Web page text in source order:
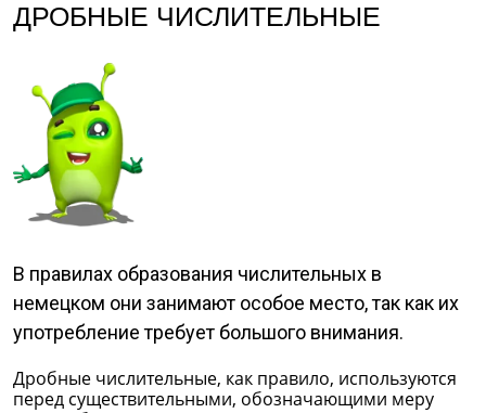
ДРОБНЫЕ ЧИСЛИТЕЛЬНЫЕ
В правилах образования числительных в
немецком они занимают особое место, так как их
употребление требует большого внимания.
Дробные числительные, как правило, используются
перед существительными, обозначающими меру